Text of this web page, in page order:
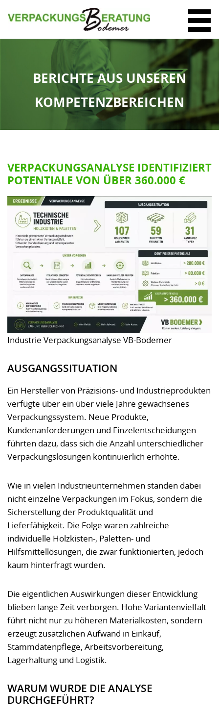
BERICHTE AUS UNSEREN
KOMPETENZBEREICHEN
VERPACKUNGSANALYSE IDENTIFIZIERT
POTENTIALE VON ÜBER 360.000 €
Industrie Verpackungsanalyse VB-Bodemer
AUSGANGSSITUATION
Ein Hersteller von Präzisions- und Industrieprodukten
verfügte über ein über viele Jahre gewachsenes
Verpackungssystem. Neue Produkte,
Kundenanforderungen und Einzelentscheidungen
führten dazu, dass sich die Anzahl unterschiedlicher
Verpackungslösungen kontinuierlich erhöhte.
Wie in vielen Industrieunternehmen standen dabei
nicht einzelne Verpackungen im Fokus, sondern die
Sicherstellung der Produktqualität und
Lieferfähigkeit. Die Folge waren zahlreiche
individuelle Holzkisten-, Paletten- und
Hilfsmittellösungen, die zwar funktionierten, jedoch
kaum hinterfragt wurden.
Die eigentlichen Auswirkungen dieser Entwicklung
blieben lange Zeit verborgen. Hohe Variantenvielfalt
führt nicht nur zu höheren Materialkosten, sondern
erzeugt zusätzlichen Aufwand in Einkauf,
Stammdatenpflege, Arbeitsvorbereitung,
Lagerhaltung und Logistik.
WARUM WURDE DIE ANALYSE
DURCHGEFÜHRT?